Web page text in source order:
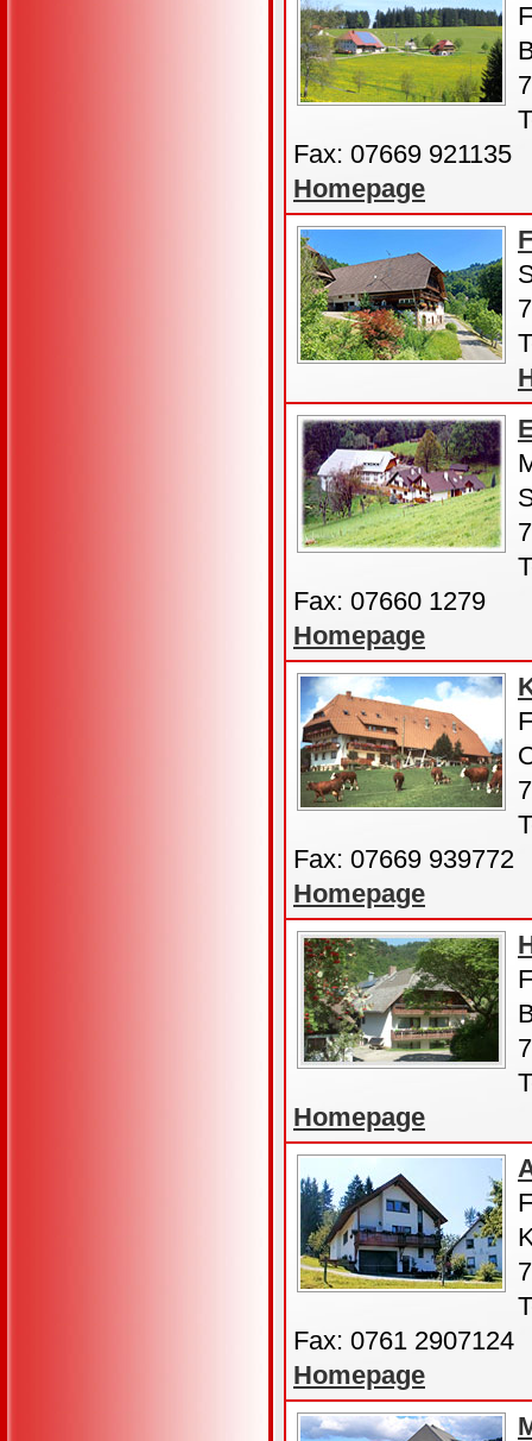
Fax: 07669 921135
Homepage
Fax: 07660 1279
Homepage
Fax: 07669 939772
Homepage
Homepage
Fax: 0761 2907124
Homepage